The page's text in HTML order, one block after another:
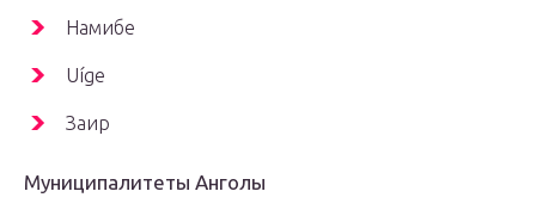
Намибе
Uíge
Заир
Муниципалитеты Анголы